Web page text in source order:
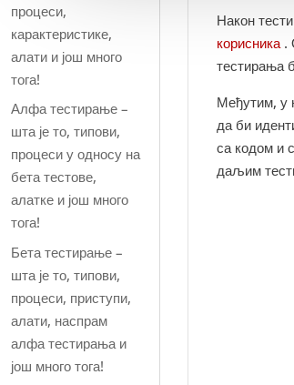
Након
корисника.
тестирања
Међутим, у
да би
са кодом и
даљим
процеси,
карактеристике,
алати и још много
тога!
Алфа тестирање –
шта је то, типови,
процеси у односу на
бета тестове,
алатке и још много
тога!
Бета тестирање –
шта је то, типови,
процеси, приступи,
алати, наспрам
алфа тестирања и
још много тога!